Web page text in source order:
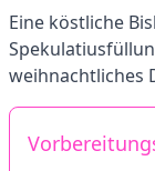
Eine köstliche
weihnachtliches